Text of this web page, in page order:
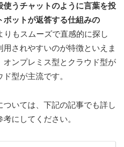
使うチャットのように言葉を投
ボットが返答する仕組みの
りもスムーズで直感的に探し
されやすいのが特徴といえま
ンプレミス型とクラウド型が
型が主流です。
いては、下記の記事でも詳し
にしてください。